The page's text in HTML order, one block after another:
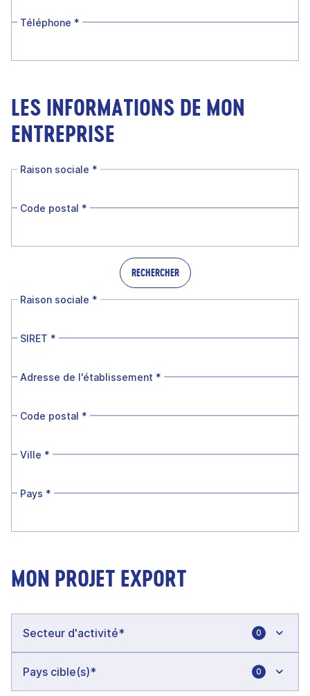
Téléphone *
LES INFORMATIONS DE MON
ENTREPRISE
Raison sociale *
Code postal *
RECHERCHER
Raison sociale *
SIRET *
Adresse de l'établissement *
Code postal *
Ville *
Pays *
MON PROJET EXPORT
0
0